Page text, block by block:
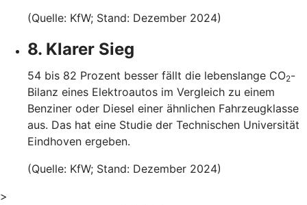
(Quelle: KfW; Stand: Dezember 2024)
8. Klarer Sieg
54 bis 82 Prozent besser fällt die lebenslange CO2-
Bilanz eines Elektroautos im Vergleich zu einem
Benziner oder Diesel einer ähnlichen Fahrzeugklasse
aus. Das hat eine Studie der Technischen Universität
Eindhoven ergeben.
(Quelle: KfW; Stand: Dezember 2024)
>